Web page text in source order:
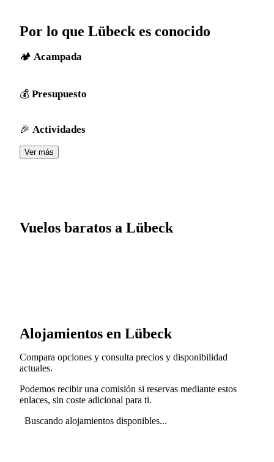
Por lo que Lübeck es conocido
Acampada
Presupuesto
Actividades
Ver más
Vuelos baratos a Lübeck
Alojamientos en Lübeck
Compara opciones y consulta precios y disponibilidad
actuales.
Podemos recibir una comisión si reservas mediante estos
enlaces, sin coste adicional para ti.
Buscando alojamientos disponibles...